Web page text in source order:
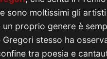
sono moltissimi gli
proprio genere è
Gregori stesso ha
tra poesia e